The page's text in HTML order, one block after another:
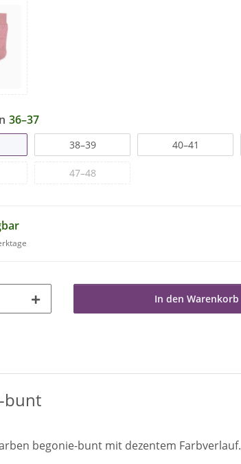
36–37
38–39 40–41
47–48
In den Warenkorb
bunt
begonie-bunt mit dezentem Farbverlauf.